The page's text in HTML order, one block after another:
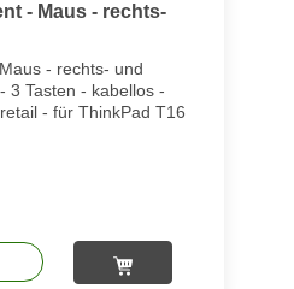
- Maus - rechts-
- rechts- und
3 Tasten - kabellos -
- für ThinkPad T16